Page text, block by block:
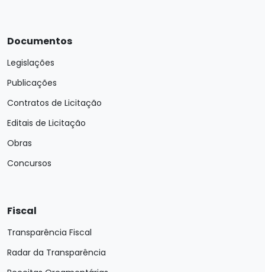
Documentos
Legislações
Publicações
Contratos de Licitação
Editais de Licitação
Obras
Concursos
Fiscal
Transparência Fiscal
Radar da Transparência